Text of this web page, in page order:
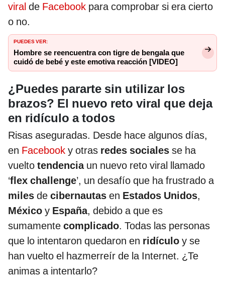
viral de Facebook para comprobar si era cierto
o no.
PUEDES VER:
Hombre se reencuentra con tigre de bengala que
cuidó de bebé y este emotiva reacción [VIDEO]
¿Puedes pararte sin utilizar los
brazos? El nuevo reto viral que deja
en ridículo a todos
Risas aseguradas. Desde hace algunos días,
en Facebook y otras redes sociales se ha
vuelto tendencia un nuevo reto viral llamado
‘flex challenge’, un desafío que ha frustrado a
miles de cibernautas en Estados Unidos,
México y España, debido a que es
sumamente complicado. Todas las personas
que lo intentaron quedaron en ridículo y se
han vuelto el hazmerreír de la Internet. ¿Te
animas a intentarlo?